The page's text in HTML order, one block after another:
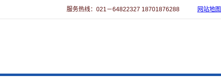
服务热线：021－64822327 18701876288 网站地图